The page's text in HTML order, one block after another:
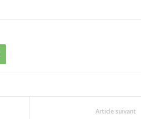
Article suivant